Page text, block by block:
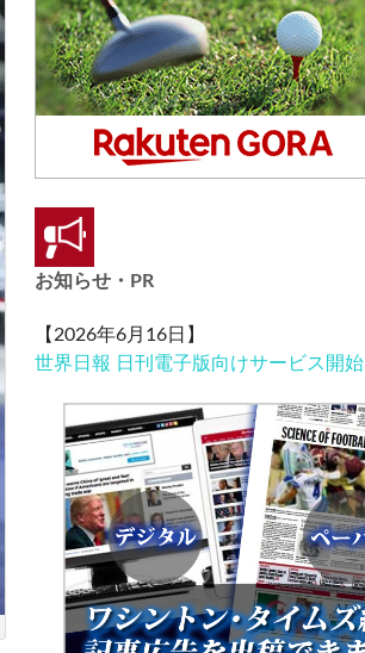
お知らせ・PR
【2026年6月16日】
世界日報 日刊電子版向けサービス開始